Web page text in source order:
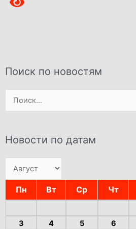
Поиск по новостям
Поиск:
Новости по датам
Пн Вт Ср Чт
3
4 5 6